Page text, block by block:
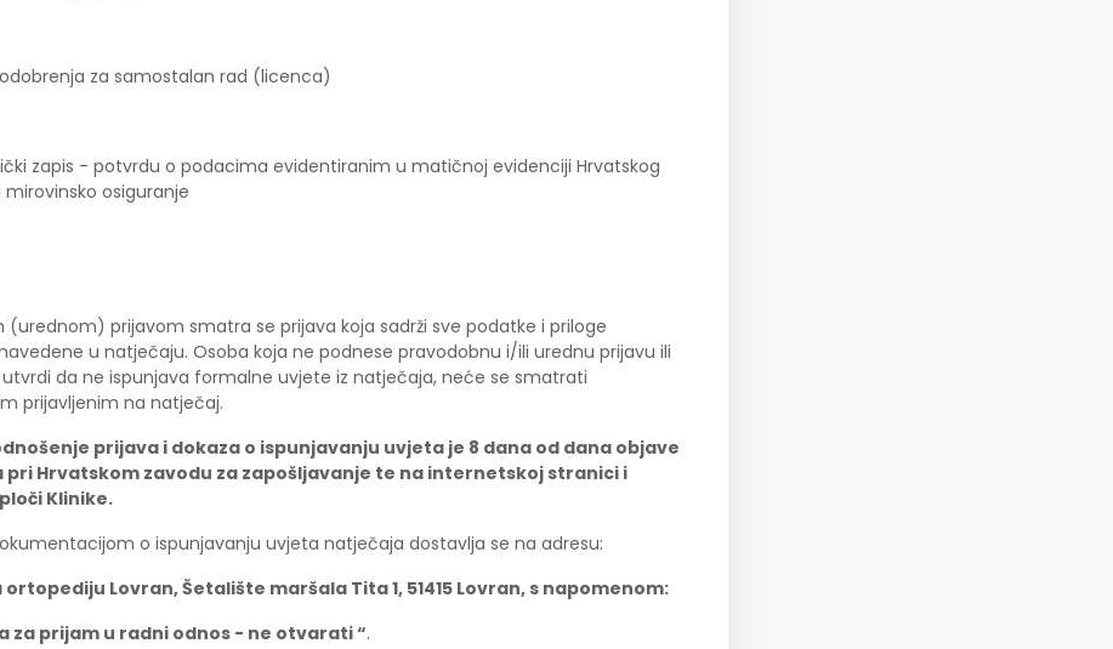
za samostalan rad (licenca)
zapis - potvrdu o podacima evidentiranim u matičnoj evidenciji Hrvatskog
mirovinsko osiguranje
(urednom) prijavom smatra se prijava koja sadrži sve podatke i priloge
u natječaju. Osoba koja ne podnese pravodobnu i/ili urednu prijavu ili
utvrdi da ne ispunjava formalne uvjete iz natječaja, neće se smatrati
prijavljenim na natječaj.
prijava i dokaza o ispunjavanju uvjeta je 8 dana od dana objave
pri Hrvatskom zavodu za zapošljavanje te na internetskoj stranici i
Klinike.
o ispunjavanju uvjeta natječaja dostavlja se na adresu:
ortopediju Lovran, Šetalište maršala Tita 1, 51415 Lovran, s napomenom:
za prijam u radni odnos - ne otvarati “.